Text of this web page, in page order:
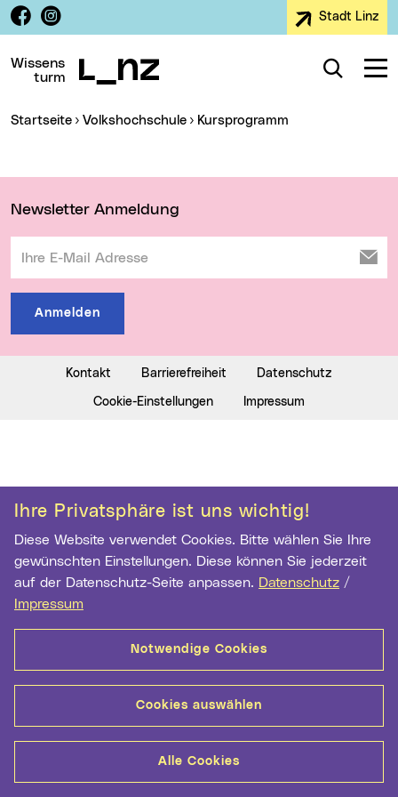
Zur Navigation
Zum Inhalt
Zur Suche
Ihre Privatsphäre ist uns wichtig!
Diese Website verwendet Cookies. Bitte wählen Sie Ihre
gewünschten Einstellungen. Diese können Sie jederzeit
auf der Datenschutz-Seite anpassen. Datenschutz /
Impressum
Notwendige Cookies
Cookies auswählen
Alle Cookies
Facebook
Instagram Stadt Linz
Wissens
turm
Suche
Sie sind hier:
Startseite Volkshochschule Kursprogramm
Newsletter Anmeldung
Anmelden
Kontakt Barrierefreiheit Datenschutz
Cookie-Einstellungen Impressum